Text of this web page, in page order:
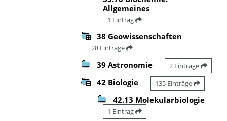
Allgemeines
1 Eintrag
38 Geowissenschaften
28 Einträge
39 Astronomie 2 Einträge
42 Biologie 135 Einträge
42.13 Molekularbiologie
1 Eintrag